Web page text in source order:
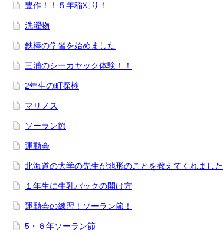
豊作！！５年稲刈り！
洗濯物
鉄棒の学習を始めました
三浦のシーカヤック体験！！
2年生の町探検
マリノス
ソーラン節
運動会
北海道の大学の先生が地形のことを教えてくれました
１年生に牛乳パックの開け方
運動会の練習！ソーラン節！
5・６年ソーラン節